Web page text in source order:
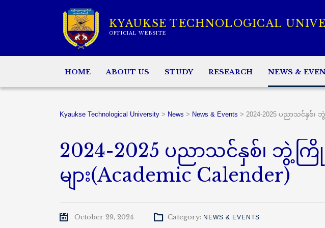
KYAUKSE TECHNOLOGICAL
OFFICIAL WEBSITE
HOME ABOUT US STUDY RESEARCH NEWS &
Kyaukse Technological University > News > News & Events > 2024-2025 ပညာသင်နှစ်၊ ဘွဲ့
2024-2025 ပညာသင်နှစ်၊ ဘွဲ့က
များ(Academic Calender)
October 29, 2024 Category: NEWS & EVENTS